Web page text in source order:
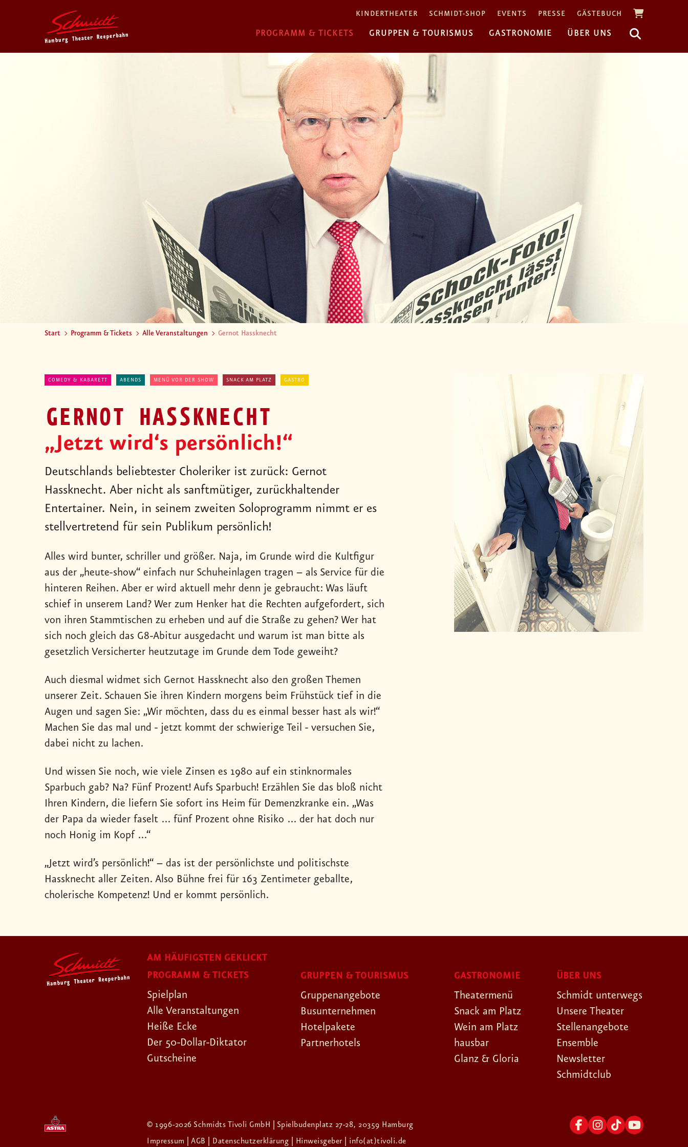
KINDERTHEATER SCHMIDT-SHOP EVENTS PRESSE GÄSTEBUCH
PROGRAMM & TICKETS GRUPPEN & TOURISMUS GASTRONOMIE ÜBER UNS
Start Programm & Tickets Alle Veranstaltungen Gernot Hassknecht
COMEDY & KABARETT ABENDS MENÜ VOR DER SHOW SNACK AM PLATZ GASTRO
GERNOT HASSKNECHT
„Jetzt wird‘s persönlich!“
Deutschlands beliebtester Choleriker ist zurück: Gernot
Hassknecht. Aber nicht als sanftmütiger, zurückhaltender
Entertainer. Nein, in seinem zweiten Soloprogramm nimmt er es
stellvertretend für sein Publikum persönlich!
Alles wird bunter, schriller und größer. Naja, im Grunde wird die Kultfigur
aus der „heute-show“ einfach nur Schuheinlagen tragen – als Service für die
hinteren Reihen. Aber er wird aktuell mehr denn je gebraucht: Was läuft
schief in unserem Land? Wer zum Henker hat die Rechten aufgefordert, sich
von ihren Stammtischen zu erheben und auf die Straße zu gehen? Wer hat
sich noch gleich das G8-Abitur ausgedacht und warum ist man bitte als
gesetzlich Versicherter heutzutage im Grunde dem Tode geweiht?
Auch diesmal widmet sich Gernot Hassknecht also den großen Themen
unserer Zeit. Schauen Sie ihren Kindern morgens beim Frühstück tief in die
Augen und sagen Sie: „Wir möchten, dass du es einmal besser hast als wir!“
Machen Sie das mal und - jetzt kommt der schwierige Teil - versuchen Sie,
dabei nicht zu lachen.
Und wissen Sie noch, wie viele Zinsen es 1980 auf ein stinknormales
Sparbuch gab? Na? Fünf Prozent! Aufs Sparbuch! Erzählen Sie das bloß nicht
Ihren Kindern, die liefern Sie sofort ins Heim für Demenzkranke ein. „Was
der Papa da wieder faselt ... fünf Prozent ohne Risiko ... der hat doch nur
noch Honig im Kopf ...“
„Jetzt wird’s persönlich!“ – das ist der persönlichste und politischste
Hassknecht aller Zeiten. Also Bühne frei für 163 Zentimeter geballte,
cholerische Kompetenz! Und er kommt persönlich.
AM HÄUFIGSTEN GEKLICKT
PROGRAMM & TICKETS
Spielplan
Alle Veranstaltungen
Heiße Ecke
Der 50-Dollar-Diktator
Gutscheine
GRUPPEN & TOURISMUS
Gruppenangebote
Busunternehmen
Hotelpakete
Partnerhotels
GASTRONOMIE
Theatermenü
Snack am Platz
Wein am Platz
hausbar
Glanz & Gloria
ÜBER UNS
Schmidt unterwegs
Unsere Theater
Stellenangebote
Ensemble
Newsletter
Schmidtclub
© 1996-2026 Schmidts Tivoli GmbH | Spielbudenplatz 27-28, 20359 Hamburg
Impressum
| AGB | Datenschutzerklärung | Hinweisgeber | info(at)tivoli.de